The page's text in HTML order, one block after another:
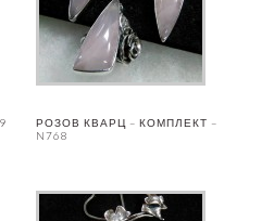
РОЗОВ КВАРЦ – КОМПЛЕКТ –
N768